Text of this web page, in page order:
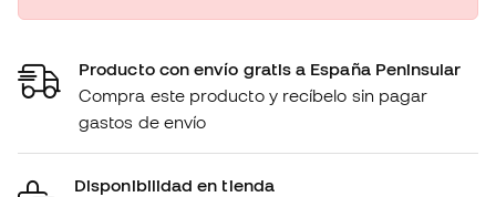
Producto con envío gratis a España Peninsular
Compra este producto y recíbelo sin pagar
gastos de envío
Disponibilidad en tienda